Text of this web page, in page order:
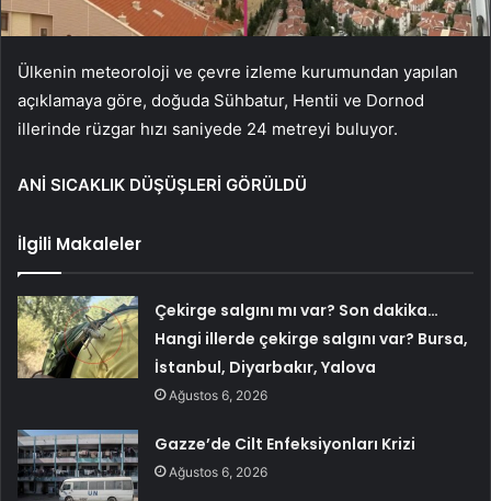
Ülkenin meteoroloji ve çevre izleme kurumundan yapılan
açıklamaya göre, doğuda Sühbatur, Hentii ve Dornod
illerinde rüzgar hızı saniyede 24 metreyi buluyor.
ANİ SICAKLIK DÜŞÜŞLERİ GÖRÜLDÜ
İlgili Makaleler
Çekirge salgını mı var? Son dakika…
Hangi illerde çekirge salgını var? Bursa,
İstanbul, Diyarbakır, Yalova
Ağustos 6, 2026
Gazze’de Cilt Enfeksiyonları Krizi
Ağustos 6, 2026